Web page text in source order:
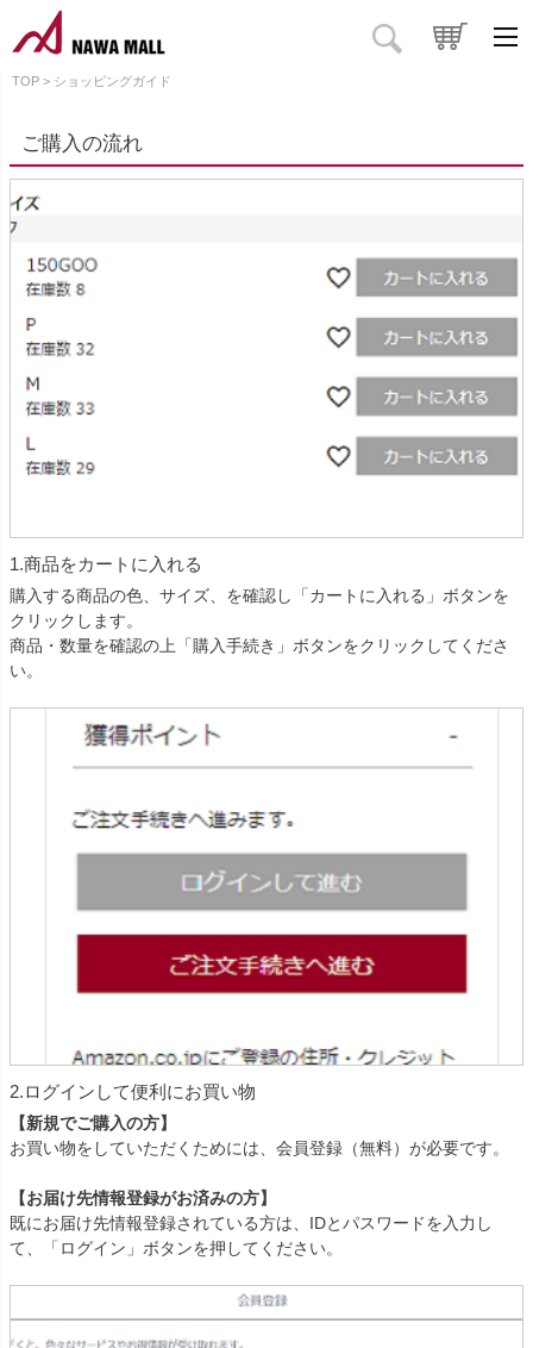
TOP ショッピングガイド
ご購入の流れ
1.商品をカートに入れる
購入する商品の色、サイズ、を確認し「カートに入れる」ボタンを
クリックします。
商品・数量を確認の上「購入手続き」ボタンをクリックしてくださ
い。
2.ログインして便利にお買い物
【新規でご購入の方】
お買い物をしていただくためには、会員登録（無料）が必要です。
【お届け先情報登録がお済みの方】
既にお届け先情報登録されている方は、IDとパスワードを入力し
て、「ログイン」ボタンを押してください。